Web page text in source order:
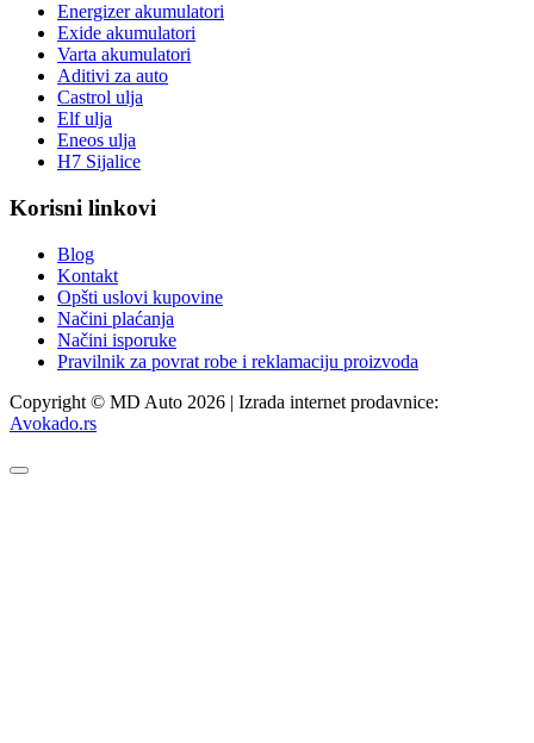
Energizer akumulatori
Exide akumulatori
Varta akumulatori
Aditivi za auto
Castrol ulja
Elf ulja
Eneos ulja
H7 Sijalice
Korisni linkovi
Blog
Kontakt
Opšti uslovi kupovine
Načini plaćanja
Načini isporuke
Pravilnik za povrat robe i reklamaciju proizvoda
Copyright © MD Auto 2026 | Izrada internet prodavnice:
Avokado.rs